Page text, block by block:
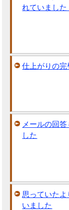
れていました
仕上がりの
メールの回
した
思っていた
いました